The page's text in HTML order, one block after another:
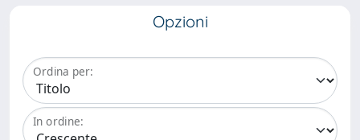
Opzioni
Ordina per:
In ordine: